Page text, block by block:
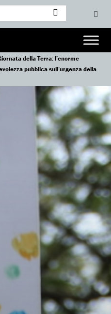
della Terra: l’enorme
pubblica sull’urgenza della